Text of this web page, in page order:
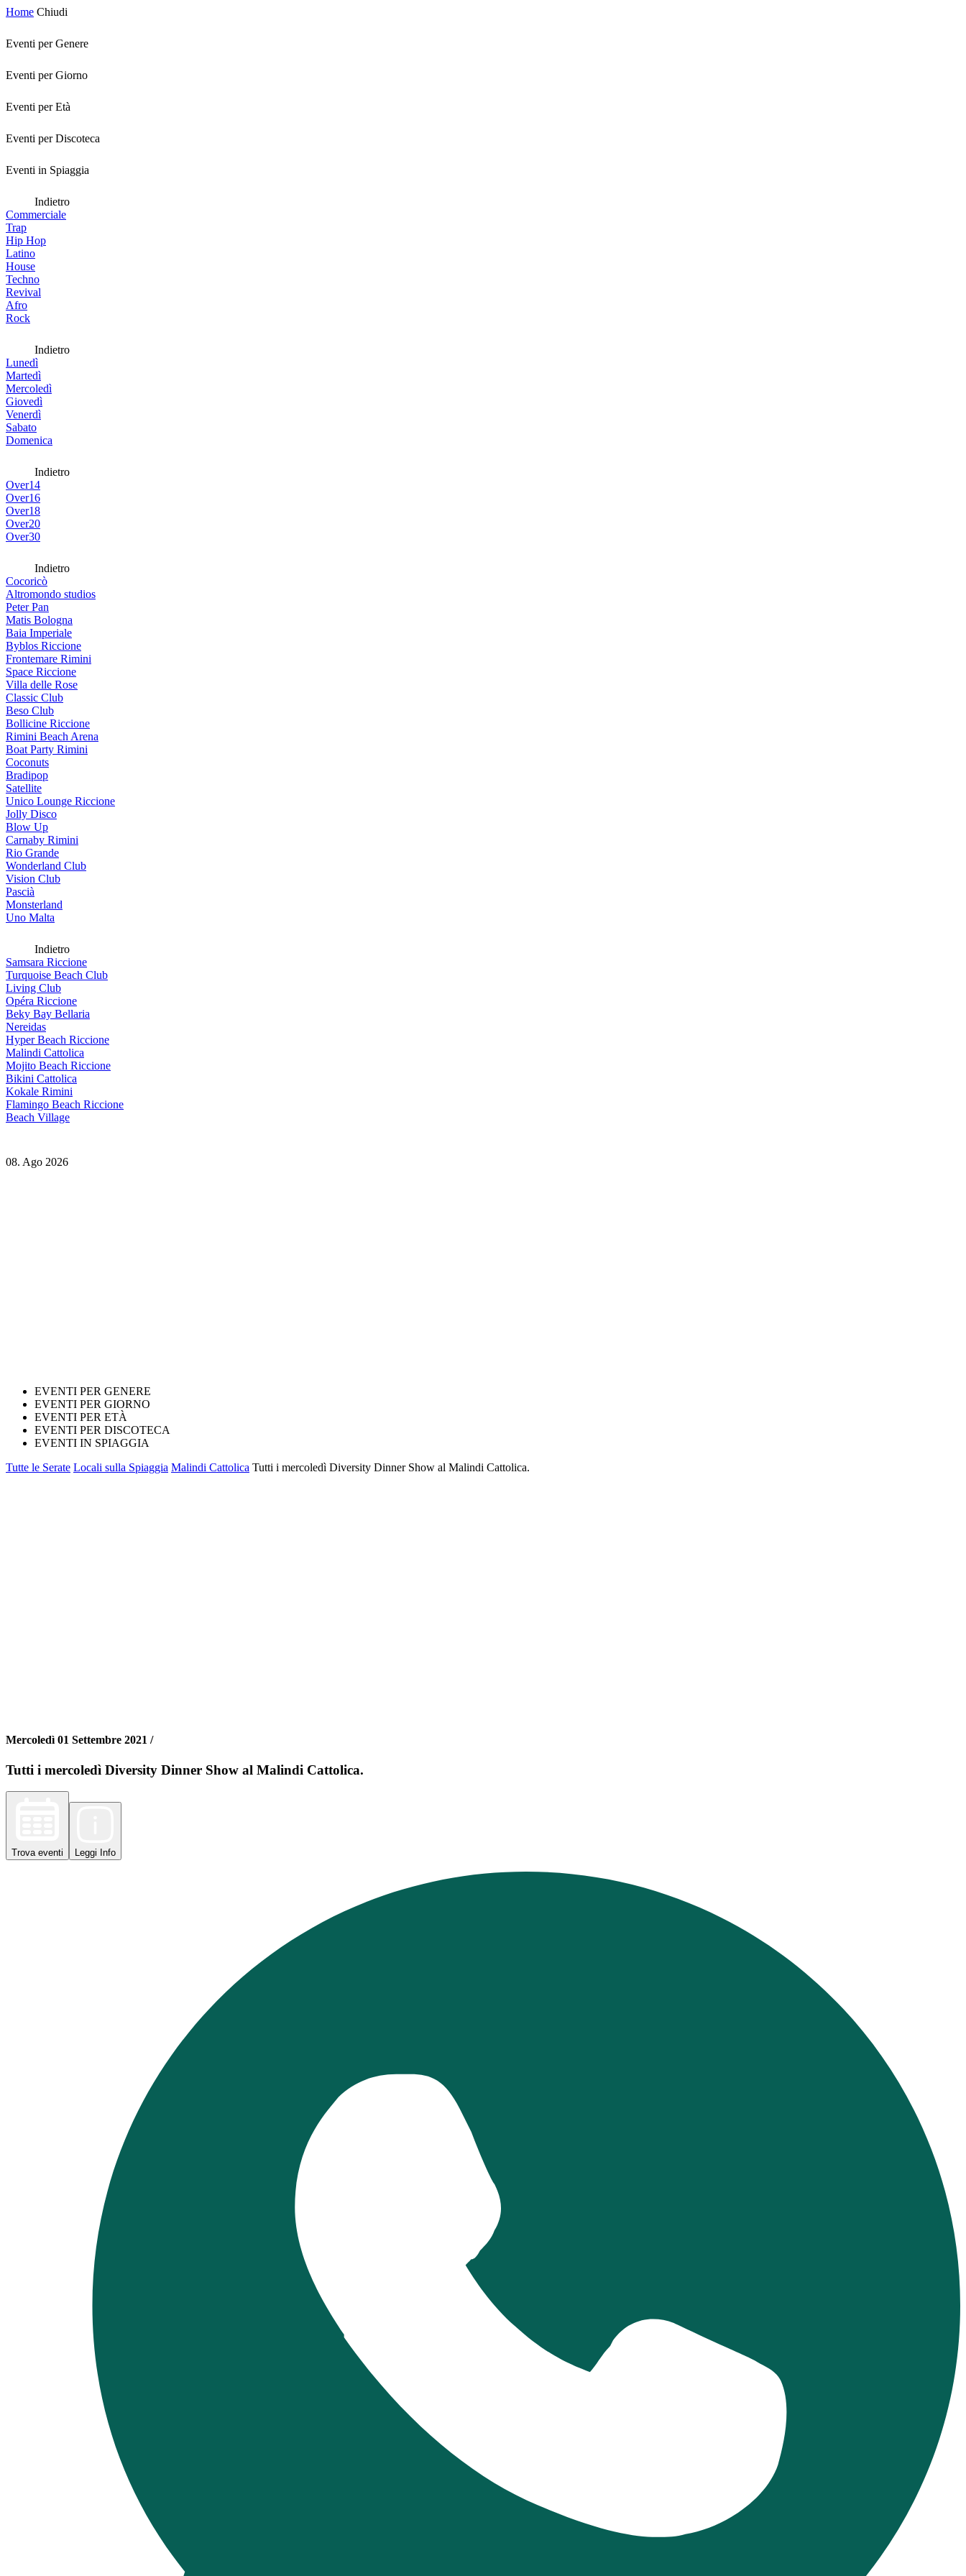
Home Chiudi
Eventi per Genere
Eventi per Giorno
Eventi per Età
Eventi per Discoteca
Eventi in Spiaggia
Indietro
Commerciale
Trap
Hip Hop
Latino
House
Techno
Revival
Afro
Rock
Indietro
Lunedì
Martedì
Mercoledì
Giovedì
Venerdì
Sabato
Domenica
Indietro
Over14
Over16
Over18
Over20
Over30
Indietro
Cocoricò
Altromondo studios
Peter Pan
Matis Bologna
Baia Imperiale
Byblos Riccione
Frontemare Rimini
Space Riccione
Villa delle Rose
Classic Club
Beso Club
Bollicine Riccione
Rimini Beach Arena
Boat Party Rimini
Coconuts
Bradipop
Satellite
Unico Lounge Riccione
Jolly Disco
Blow Up
Carnaby Rimini
Rio Grande
Wonderland Club
Vision Club
Pascià
Monsterland
Uno Malta
Indietro
Samsara Riccione
Turquoise Beach Club
Living Club
Opéra Riccione
Beky Bay Bellaria
Nereidas
Hyper Beach Riccione
Malindi Cattolica
Mojito Beach Riccione
Bikini Cattolica
Kokale Rimini
Flamingo Beach Riccione
Beach Village
08. Ago 2026
EVENTI PER GENERE
EVENTI PER GIORNO
EVENTI PER ETÀ
EVENTI PER DISCOTECA
EVENTI IN SPIAGGIA
Tutte le Serate Locali sulla Spiaggia Malindi Cattolica Tutti i mercoledì Diversity Dinner Show al Malindi Cattolica.
Mercoledì 01 Settembre 2021 /
Tutti i mercoledì Diversity Dinner Show al Malindi Cattolica.
Trova eventi Leggi Info